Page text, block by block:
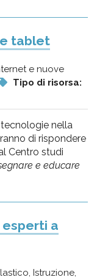
tablet
e nuove
Tipo di risorsa:
nella
di rispondere
Centro studi
e educare
a
Istruzione,